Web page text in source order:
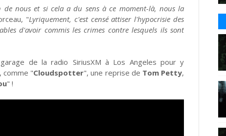
nous et si cela a du sens à ce moment-là, nous la
"Lyriquement, c'est censé attiser l'hypocrisie des
d'avoir commis les crimes contre lesquels ils sont
de la radio SiriusXM à Los Angeles pour y
comme "Cloudspotter", une reprise de Tom Petty,
" !